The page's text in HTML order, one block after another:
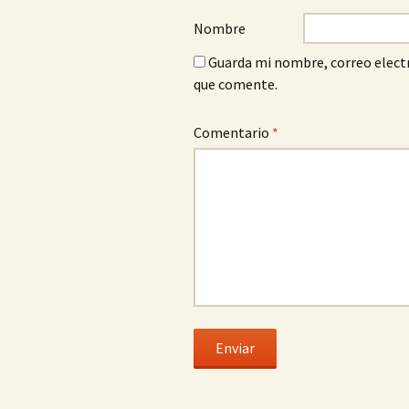
Nombre
Guarda mi nombre, correo
que comente.
Comentario *